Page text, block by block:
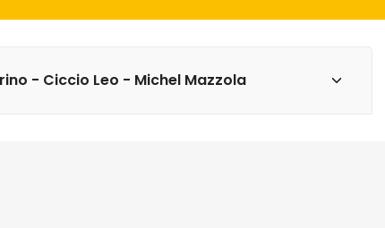
- Ciccio Leo - Michel Mazzola